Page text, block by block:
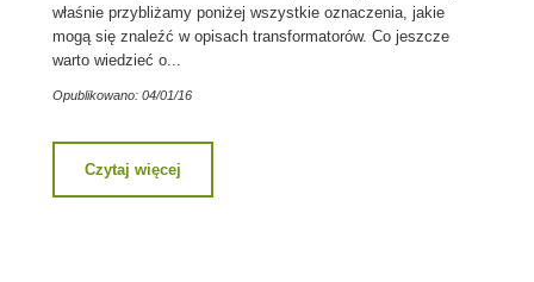
właśnie przybliżamy poniżej wszystkie oznaczenia, jakie
mogą się znaleźć w opisach transformatorów. Co jeszcze
warto wiedzieć o...
Opublikowano: 04/01/16
Czytaj więcej